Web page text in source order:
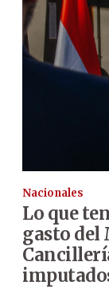
Nacionales
Lo que
gasto del